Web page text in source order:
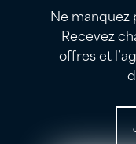
Ne manquez
Recevez
offres et